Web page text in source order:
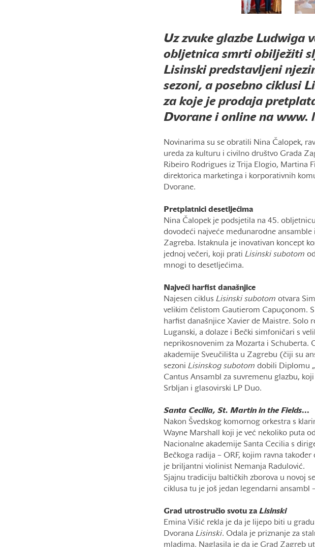
Uz zvuke glazbe Ludwiga
obljetnica smrti obilježiti
Lisinski predstavljeni
sezoni, a posebno ciklusi
za koje je prodaja
Dvorane i online na www.
Novinarima su se obratili Nina Čalopek,
ureda za kulturu i civilno društvo Grada
Ribeiro Rodrigues iz Trija Elogio, Martina
direktorica marketinga i korporativnih
Dvorane.
Pretplatnici desetljećima
Nina Čalopek je podsjetila na 45.
dovodeći najveće međunarodne
Zagreba. Istaknula je inovativan koncept
jednoj večeri, koji prati Lisinski subotom
mnogi to desetljećima.
Najveći harfist današnjice
Najesen ciklus Lisinski subotom otvara
velikim čelistom Gautierom Capuçonom.
harfist današnjice Xavier de Maistre. Solo
Luganski, a dolaze i Bečki simfoničari s
neprikosnovenim za Mozarta i Schuberta.
akademije Sveučilišta u Zagrebu (čiji su
sezoni Lisinskog subotom dobili Diplomu
Cantus Ansambl za suvremenu glazbu,
Srbljan i glasovirski LP Duo.
Santa Cecilia, St. Martin in the Fields...
Nakon Švedskog komornog orkestra s
Wayne Marshall koji je već nekoliko puta
Nacionalne akademije Santa Cecilia s
Bečkoga radija – ORF, kojim ravna
je briljantni violinist Nemanja Radulović.
Sjajnu tradiciju baltičkih zborova u novoj
ciklusa tu je još jedan legendarni ansambl
Grad utrostručio svotu za Lisinski
Emina Višić rekla je da je lijepo biti u
Dvorana Lisinski. Odala je priznanje za
mladima. Naglasila je da je Grad Zagreb